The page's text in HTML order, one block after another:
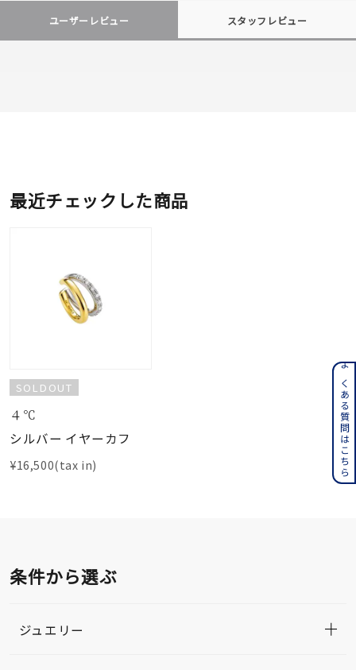
ユーザーレビュー スタッフレビュー
最近チェックした商品
SOLDOUT
４℃
シルバー イヤーカフ
¥16,500(tax in)
条件から選ぶ
ジュエリー
よくある質問はこちら